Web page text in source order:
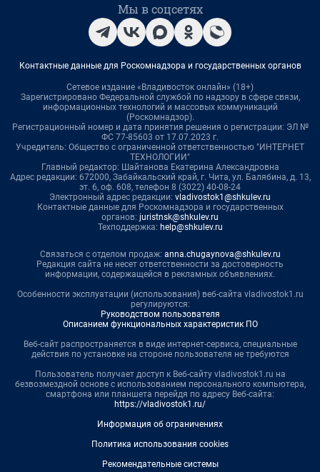
Мы в соцсетях
Контактные данные для Роскомнадзора и государственных органов
Сетевое издание «Владивосток онлайн» (18+)
Зарегистрировано Федеральной службой по надзору в сфере связи,
информационных технологий и массовых коммуникаций
(Роскомнадзор).
Регистрационный номер и дата принятия решения о регистрации: ЭЛ №
ФС 77-85603 от 17.07.2023 г.
Учредитель: Общество с ограниченной ответственностью "ИНТЕРНЕТ
ТЕХНОЛОГИИ"
Главный редактор: Шайтанова Екатерина Александровна
Адрес редакции: 672000, Забайкальский край, г. Чита, ул. Балябина, д. 13,
эт. 6, оф. 608, телефон 8 (3022) 40-08-24
Электронный адрес редакции: vladivostok1@shkulev.ru
Контактные данные для Роскомнадзора и государственных
органов: juristnsk@shkulev.ru
Техподдержка: help@shkulev.ru
Связаться с отделом продаж: anna.chugaynova@shkulev.ru
Редакция сайта не несет ответственности за достоверность
информации, содержащейся в рекламных объявлениях.
Особенности эксплуатации (использования) веб-сайта vladivostok1.ru
регулируются:
Руководством пользователя
Описанием функциональных характеристик ПО
Веб-сайт распространяется в виде интернет-сервиса, специальные
действия по установке на стороне пользователя не требуются
Пользователь получает доступ к Веб-сайту vladivostok1.ru на
безвозмездной основе с использованием персонального компьютера,
смартфона или планшета перейдя по адресу Веб-сайта:
https://vladivostok1.ru/
Информация об ограничениях
Политика использования cookies
Рекомендательные системы